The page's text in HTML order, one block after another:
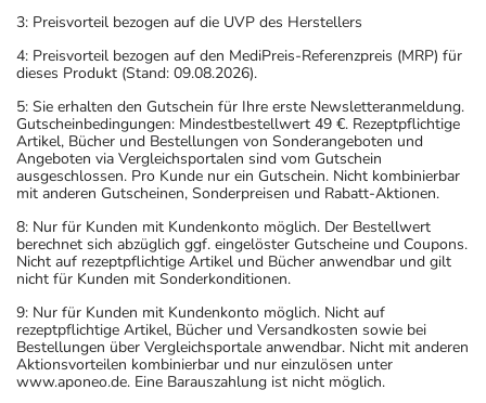
3: Preisvorteil bezogen auf die UVP des Herstellers
4: Preisvorteil bezogen auf den MediPreis-Referenzpreis (MRP) für
dieses Produkt (Stand: 09.08.2026).
5: Sie erhalten den Gutschein für Ihre erste Newsletteranmeldung.
Gutscheinbedingungen: Mindestbestellwert 49 €. Rezeptpflichtige
Artikel, Bücher und Bestellungen von Sonderangeboten und
Angeboten via Vergleichsportalen sind vom Gutschein
ausgeschlossen. Pro Kunde nur ein Gutschein. Nicht kombinierbar
mit anderen Gutscheinen, Sonderpreisen und Rabatt-Aktionen.
8: Nur für Kunden mit Kundenkonto möglich. Der Bestellwert
berechnet sich abzüglich ggf. eingelöster Gutscheine und Coupons.
Nicht auf rezeptpflichtige Artikel und Bücher anwendbar und gilt
nicht für Kunden mit Sonderkonditionen.
9: Nur für Kunden mit Kundenkonto möglich. Nicht auf
rezeptpflichtige Artikel, Bücher und Versandkosten sowie bei
Bestellungen über Vergleichsportale anwendbar. Nicht mit anderen
Aktionsvorteilen kombinierbar und nur einzulösen unter
www.aponeo.de. Eine Barauszahlung ist nicht möglich.